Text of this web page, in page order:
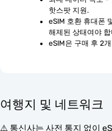
핫스팟 지원.
eSIM 호환 휴대폰
해제된 상태여야
eSIM은 구매 후 2
여행지 및 네트워크
⚠️ 통신사는 사전 통지 없이